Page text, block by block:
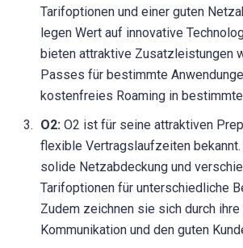
Tarifoptionen und einer guten
legen Wert auf innovative
bieten attraktive Zusatzleistungen
Passes für bestimmte
kostenfreies Roaming in
O2: O2 ist für seine attraktiven
flexible Vertragslaufzeiten
solide Netzabdeckung und
Tarifoptionen für unterschiedliche
Zudem zeichnen sie sich durch
Kommunikation und den guten